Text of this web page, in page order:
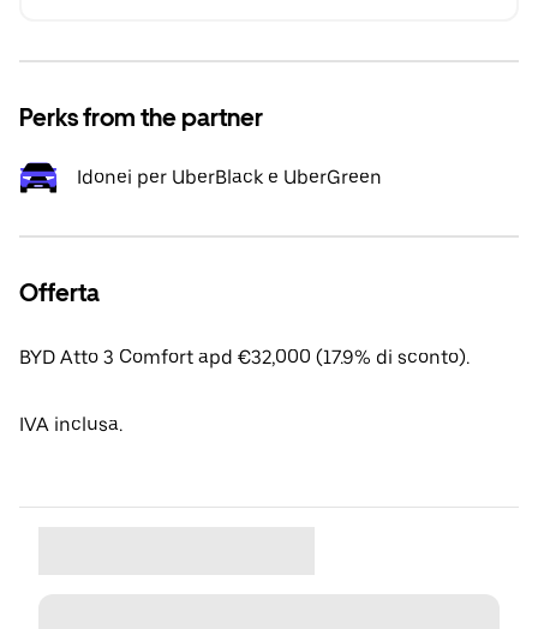
Perks from the partner
Idonei per UberBlack e UberGreen
Offerta
BYD Atto 3 Comfort apd €32,000 (17.9% di sconto).
IVA inclusa.